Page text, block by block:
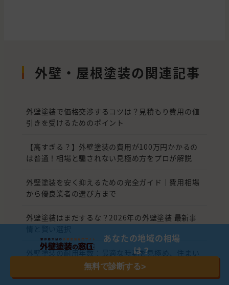
外壁・屋根塗装の関連記事
外壁塗装で価格交渉するコツは？見積もり費用の値
引きを受けるためのポイント
【高すぎる？】外壁塗装の費用が100万円かかるの
は普通！相場と騙されない見極め方をプロが解説
外壁塗装を安く抑えるための完全ガイド｜費用相場
から優良業者の選び方まで
外壁塗装はまだするな？2026年の外壁塗装 最新事
外壁塗装の耐用年数：最適な時期を見極め、住まい
あなたの地域の相場
は？
無料で診断する>